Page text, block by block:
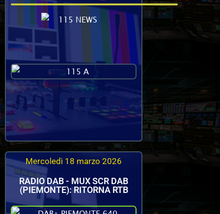
Mercoledì 18 marzo 2026
RADIO DAB - MUX SCR DAB
(PIEMONTE): RITORNA RTB